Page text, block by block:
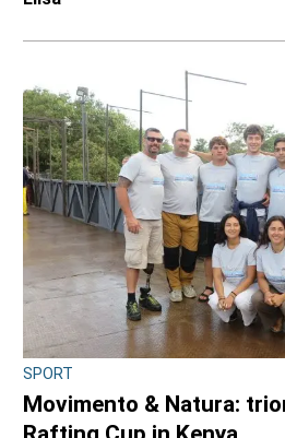
Sulle impalcature senza
l’afa: a Ciriè la sicurezza
dei cittadini, il dossier
di
Antonello Micali